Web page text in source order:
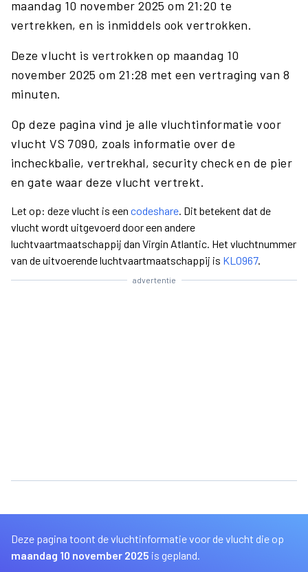
maandag 10 november 2025 om 21:20 te
vertrekken, en is inmiddels ook vertrokken.
Deze vlucht is vertrokken op maandag 10
november 2025 om 21:28 met een vertraging van 8
minuten.
Op deze pagina vind je alle vluchtinformatie voor
vlucht VS 7090, zoals informatie over de
incheckbalie, vertrekhal, security check en de pier
en gate waar deze vlucht vertrekt.
Let op: deze vlucht is een codeshare. Dit betekent dat de
vlucht wordt uitgevoerd door een andere
luchtvaartmaatschappij dan Virgin Atlantic. Het vluchtnummer
van de uitvoerende luchtvaartmaatschappij is KL0967.
advertentie
Deze pagina toont de vluchtinformatie voor de vlucht die op
maandag 10 november 2025 is gepland.